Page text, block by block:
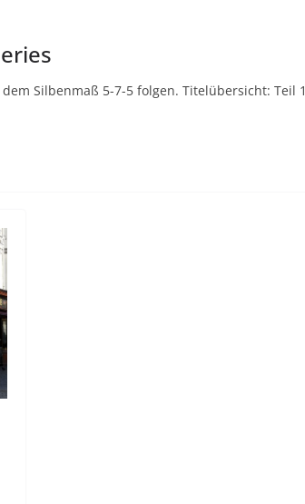
Silbenmaß 5-7-5 folgen. Titelübersicht: Teil 1